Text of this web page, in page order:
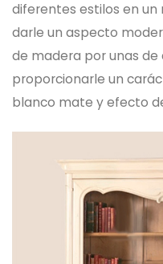
diferentes estilos en
darle un aspecto
de madera por unas
proporcionarle un
blanco mate y efecto